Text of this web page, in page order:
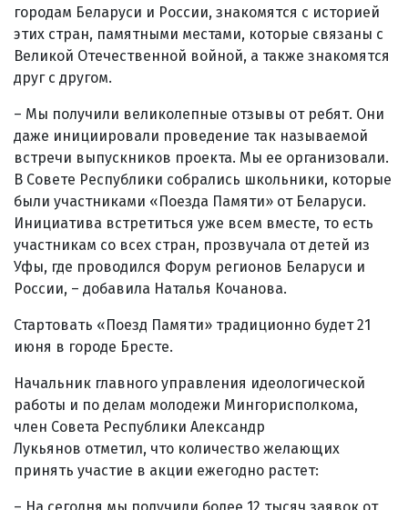
городам Беларуси и России, знакомятся с историей
этих стран, памятными местами, которые связаны с
Великой Отечественной вой­ной, а также знакомятся
друг с другом.
– Мы получили великолепные отзывы от ребят. Они
даже инициировали проведение так называемой
встречи выпускников проекта. Мы ее организовали.
В Совете Республики собрались школьники, которые
были участниками «Поезда Памяти» от Беларуси.
Инициатива встретиться уже всем вместе, то есть
участникам со всех стран, прозвучала от детей из
Уфы, где проводился Форум регионов Беларуси и
России, – добавила Наталья Кочанова.
Стартовать «Поезд Памяти» традиционно будет 21
июня в городе Бресте.
Начальник главного управления идеологической
работы и по делам молодежи Мингорисполкома,
член Совета Республики Александр
Лукьянов отметил, что количество желающих
принять участие в акции ежегодно растет: